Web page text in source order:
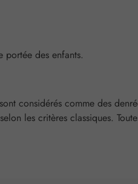
portée des enfants.
considérés comme des
les critères classiques.